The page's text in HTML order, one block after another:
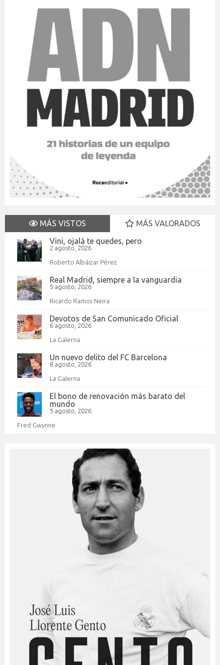
MÁS VISTOS
MÁS VALORADOS
Vini, ojalá te quedes, pero
2 agosto, 2026
Roberto Albáizar Pérez
Real Madrid, siempre a la vanguardia
5 agosto, 2026
Ricardo Ramos Neira
Devotos de San Comunicado Oficial
6 agosto, 2026
La Galerna
Un nuevo delito del FC Barcelona
8 agosto, 2026
La Galerna
El bono de renovación más barato del
mundo
5 agosto, 2026
Fred Gwynne